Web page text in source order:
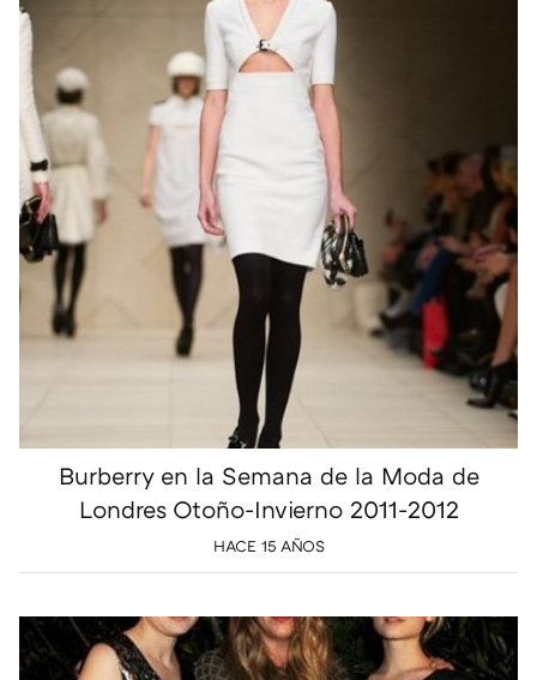
Burberry en la Semana de la Moda de
Londres Otoño-Invierno 2011-2012
HACE 15 AÑOS